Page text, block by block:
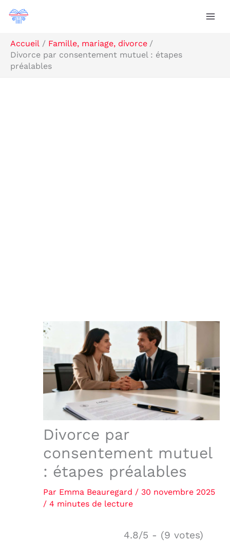
Aller
Accueil
Famille, mariage, divorce
Divorce par consentement mutuel : étapes
préalables
Divorce par
consentement mutuel
: étapes préalables
Par Emma Beauregard / 30 novembre 2025
/ 4 minutes de lecture
4.8/5 - (9 votes)
R
e
c
h
e